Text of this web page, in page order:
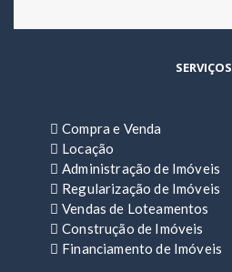
SERVIÇOS
Compra e Venda
Locação
Administração de Imóveis
Regularização de Imóveis
Vendas de Loteamentos
Construção de Imóveis
Financiamento de Imóveis